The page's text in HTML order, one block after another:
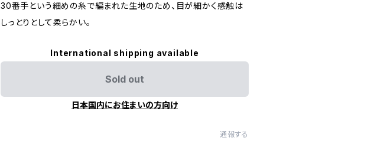
30番手という細めの糸で編まれた生地のため、目が細かく感触は
しっとりとして柔らかい。
International shipping available
Sold out
日本国内にお住まいの方向け
通報する